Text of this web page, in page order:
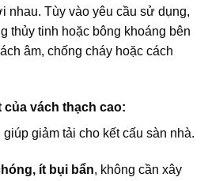
nhau. Tùy vào yêu cầu sử dụng,
thủy tinh hoặc bông khoáng bên
âm, chống cháy hoặc cách
vách thạch cao:
giúp giảm tải cho kết cấu sàn nhà.
ít bụi bẩn, không cần xây